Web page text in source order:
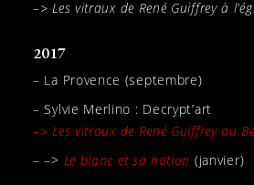
–> Les vitraux de René Guiffrey à
2017
– La Provence (septembre)
– Sylvie Merlino : Decrypt’art
–> Les vitraux de René Guiffrey au
– –> Le blanc et sa notion (janvier)